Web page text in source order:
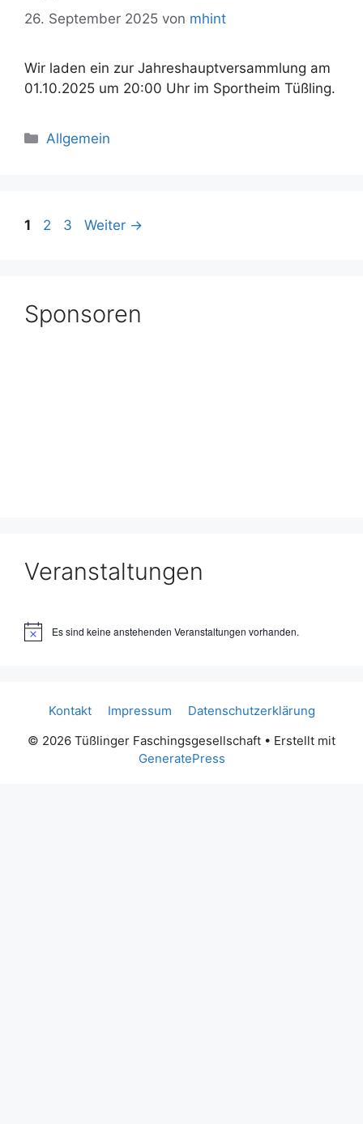
26. September 2025 von mhint
Wir laden ein zur Jahreshauptversammlung am
01.10.2025 um 20:00 Uhr im Sportheim Tüßling.
Kategorien
Allgemein
Seite
1 Seite
2 Seite
3 Weiter →
Sponsoren
Veranstaltungen
H
Es sind keine anstehenden Veranstaltungen vorhanden.
Kontakt Impressum
Datenschutzerklärung
© 2026 Tüßlinger Faschingsgesellschaft • Erstellt mit
GeneratePress